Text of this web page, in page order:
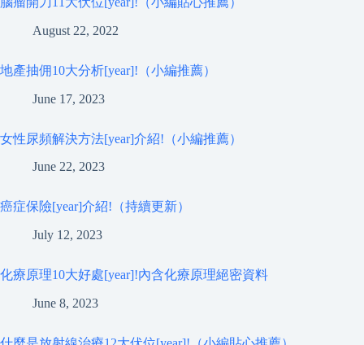
August 22, 2022
地產抽佣10大分析[year]!（小編推薦）
June 17, 2023
女性尿頻解決方法[year]介紹!（小編推薦）
June 22, 2023
癌症保險[year]介紹!（持續更新）
July 12, 2023
化療原理10大好處[year]!內含化療原理絕密資料
June 8, 2023